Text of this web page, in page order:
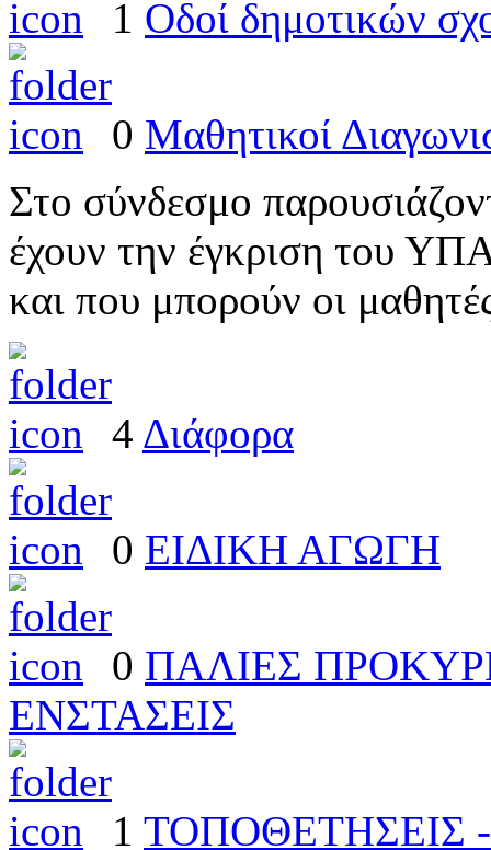
1 Οδοί δημοτικών
0 Μαθητικοί
Στο σύνδεσμο
έχουν την έγκριση του
και που μπορούν οι
4 Διάφορα
0 ΕΙΔΙΚΗ ΑΓΩΓΗ
0 ΠΑΛΙΕΣ
ΕΝΣΤΑΣΕΙΣ
1 ΤΟΠΟΘΕΤΗΣΕΙΣ